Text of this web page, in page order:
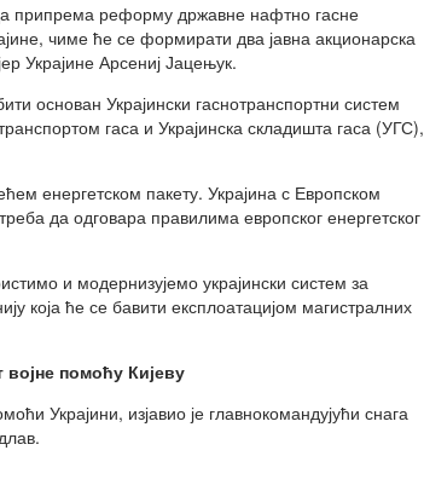
припрема реформу државне нафтно гасне
чиме ће се формирати два јавна акционарска
Украјине Арсениј Јацењук.
основан Украјински гаснотранспортни систем
гаса и Украјинска складишта гаса (УГС),
енергетском пакету. Украјина с Европском
да одговара правилима европског енергетског
и модернизујемо украјински систем за
која ће се бавити експлоатацијом магистралних
помоћу Кијеву
Украјини, изјавио је главнокомандујући снага